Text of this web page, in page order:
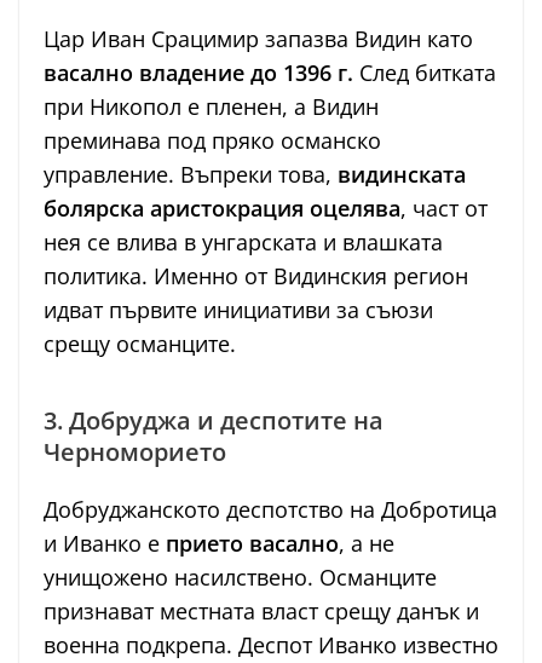
Цар Иван Срацимир запазва Видин като
васално владение до 1396 г. След битката
при Никопол е пленен, а Видин
преминава под пряко османско
управление. Въпреки това, видинската
болярска аристокрация оцелява, част от
нея се влива в унгарската и влашката
политика. Именно от Видинския регион
идват първите инициативи за съюзи
срещу османците.
3. Добруджа и деспотите на
Черноморието
Добруджанското деспотство на Добротица
и Иванко е прието васално, а не
унищожено насилствено. Османците
признават местната власт срещу данък и
военна подкрепа. Деспот Иванко известно